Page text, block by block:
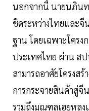
นอกจากนี้ นายนภินท
ชิดระหว่างไทยและจี
ฐาน โดยเฉพาะโครง
ประเทศไทย ผ่าน ส
สามารถอาศัยโครงส
การกระจายสินค้าสู่
รวมถึงมณฑลเฮยหลง